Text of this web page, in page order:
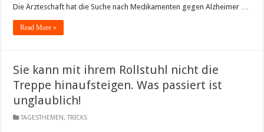
Die Ärzteschaft hat die Suche nach Medikamenten gegen Alzheimer …
Read More »
Sie kann mit ihrem Rollstuhl nicht die
Treppe hinaufsteigen. Was passiert ist
unglaublich!
TAGESTHEMEN,TRICKS